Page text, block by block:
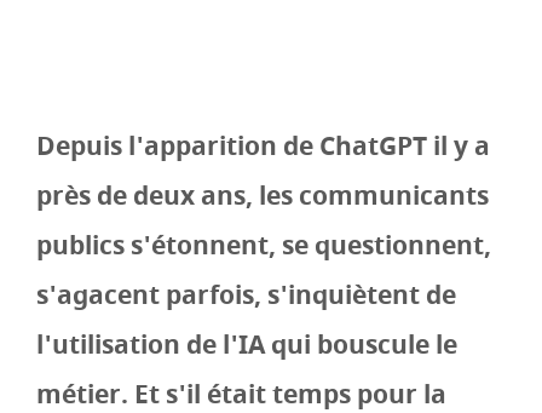
Depuis l'apparition de ChatGPT il y a
près de deux ans, les communicants
publics s'étonnent, se questionnent,
s'agacent parfois, s'inquiètent de
l'utilisation de l'IA qui bouscule le
métier. Et s'il était temps pour la